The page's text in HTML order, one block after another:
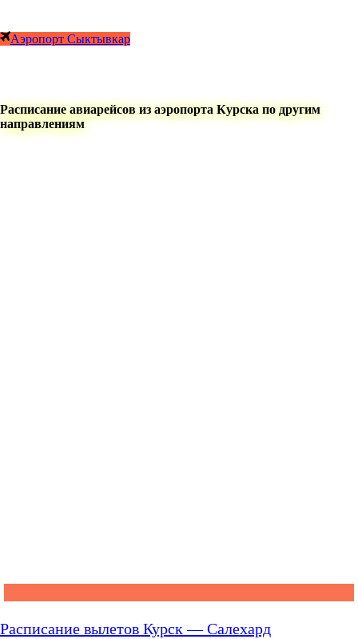
Аэропорт Сыктывкар
Расписание авиарейсов из аэропорта Курска по другим
направлениям
Расписание вылетов Курск — Салехард